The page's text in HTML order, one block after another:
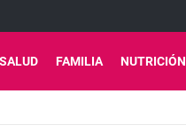
SALUD FAMILIA NUTRICIÓN